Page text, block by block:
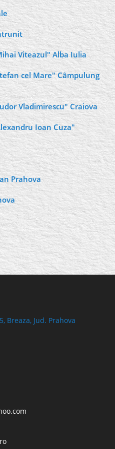
Viteazul" Alba Iulia
cel Mare" Câmpulung
Vladimirescu" Craiova
Ioan Cuza"
Prahova
Breaza, Jud. Prahova